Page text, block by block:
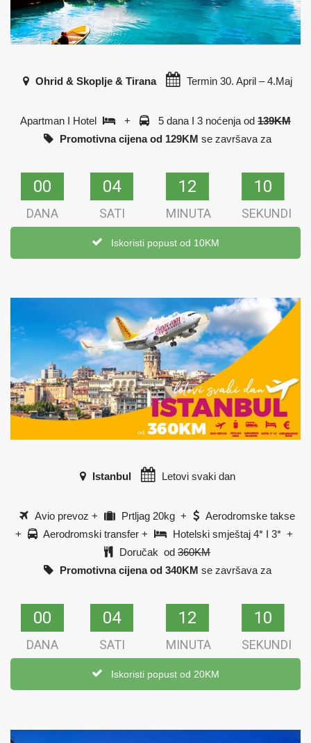
Ohrid & Skoplje & Tirana Termin 30. April – 4.Maj
Apartman I Hotel + 5 dana I 3 noćenja od 139KM
Promotivna cijena od 129KM se završava za
00
00
DANA
04
04
SATI
12
12
MINUTA
09
09
SEKUNDI
Iskoristi popust od 10KM
Istanbul Letovi svaki dan
Avio prevoz + Prtljag 20kg +
Aerodromske takse
+
Aerodromski transfer +
Hotelski smještaj 4* I 3* +
Doručak od 360KM
Promotivna cijena od 340KM se završava za
00
00
DANA
04
04
SATI
12
12
MINUTA
09
09
SEKUNDI
Iskoristi popust od 20KM